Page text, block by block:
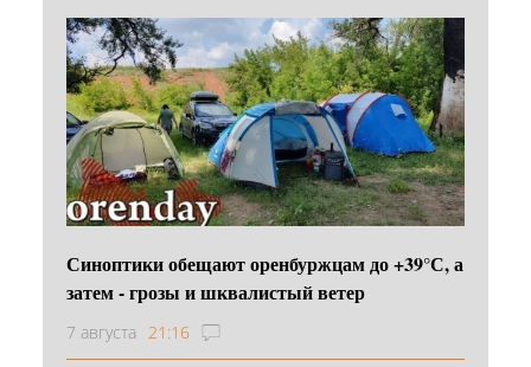
Синоптики обещают оренбуржцам до +39°С, а
затем - грозы и шквалистый ветер
7 августа 21:16